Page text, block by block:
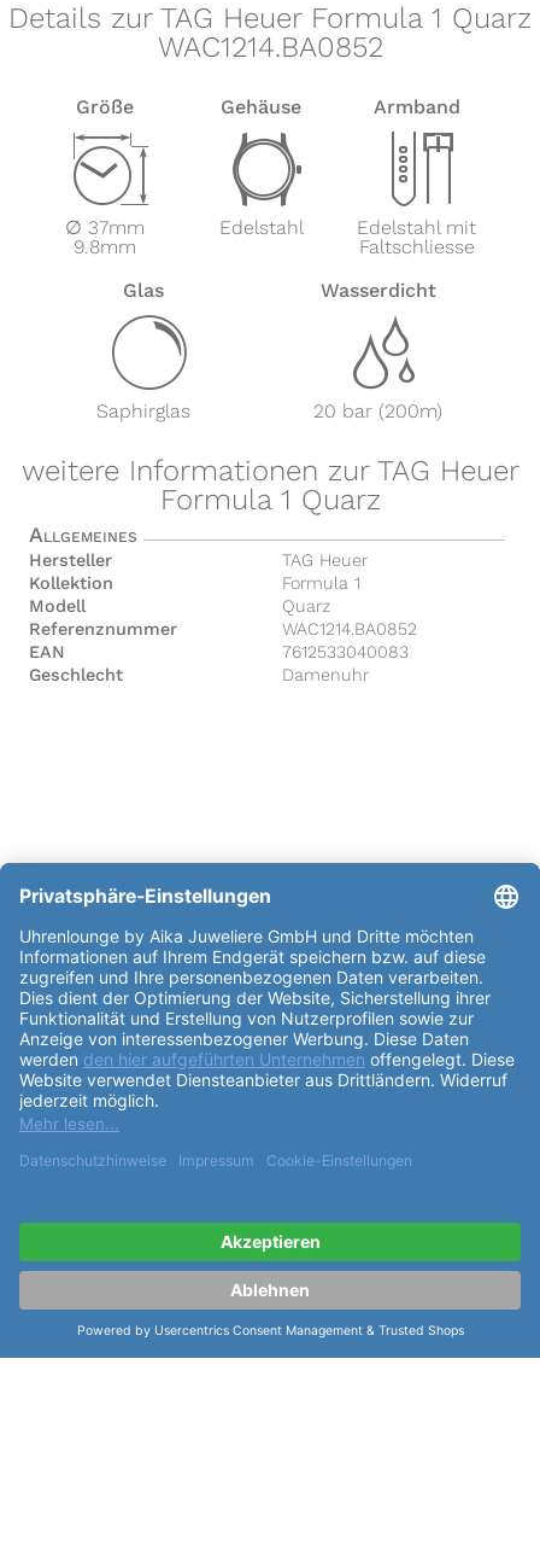
Details zur TAG Heuer Formula 1 Quarz
WAC1214.BA0852
Größe
Z
∅ 37mm
9.8mm
Gehäuse
w
Edelstahl
Armband
x
Edelstahl mit
Faltschliesse
Glas
y
Saphirglas
Wasserdicht
z
20 bar (200m)
weitere Informationen zur TAG Heuer
Formula 1 Quarz
Allgemeines
Hersteller
TAG Heuer
Kollektion
Formula 1
Modell
Quarz
Referenznummer
WAC1214.BA0852
EAN
7612533040083
Geschlecht
Damenuhr